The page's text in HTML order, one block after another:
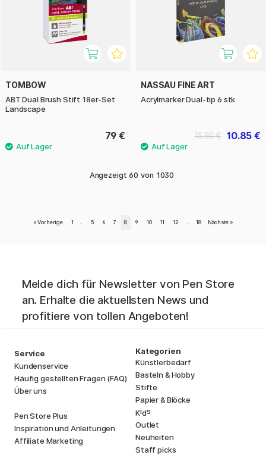
TOMBOW
ABT Dual Brush Stift 18er-Set
Landscape
79 €
NASSAU FINE ART
Acrylmarker Dual-tip 6 stk
10.85 €
15.50 €
Angezeigt 60 von 1030
« Vorherige 1 5 6 7 8 9 10 11 12 18 Nächste »
Melde dich für Newsletter von Pen Store
an. Erhalte die aktuellsten News und
profitiere von tollen Angeboten!
Service
Kundenservice
Häufig gestellten Fragen (FAQ)
Über uns
Pen Store Plus
Inspiration und Anleitungen
Affiliate Marketing
Kategorien
Künstlerbedarf
Basteln & Hobby
Stifte
Papier & Blöcke
Kids
Outlet
Neuheiten
Staff picks